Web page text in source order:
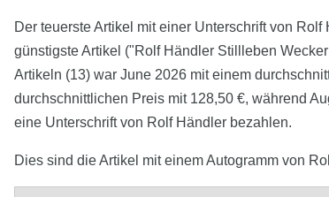
Der teuerste Artikel mit einer Unterschrift von
günstigste Artikel ("Rolf Händler Stillleben
Artikeln (13) war June 2026 mit einem
durchschnittlichen Preis mit 128,50 €, während
eine Unterschrift von Rolf Händler bezahlen.
Dies sind die Artikel mit einem Autogramm von